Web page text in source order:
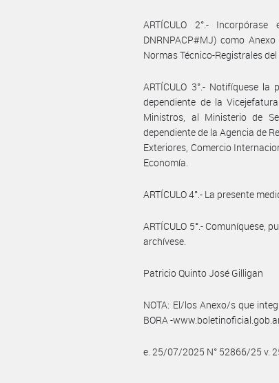
ARTÍCULO 2°.-
DNRNPACP#MJ) como
Normas Técnico-Registrales
ARTÍCULO 3°.- Notifíquese
dependiente de la
Ministros, al Ministerio de
dependiente de la Agencia de
Exteriores, Comercio
Economía.
ARTÍCULO 4°.- La presente
ARTÍCULO 5°.- Comuníquese,
archívese.
Patricio Quinto José Gilligan
NOTA: El/los Anexo/s que
BORA -
e. 25/07/2025 N° 52866/25 v.